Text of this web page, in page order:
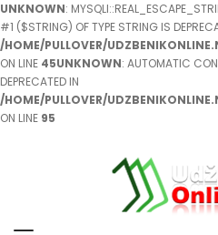
UNKNOWN:
#1 ($STRING) OF TYPE STRING IS
/HOME/PULLOVER/
ON LINE 45UNKNOWN: AUTOMATIC
DEPRECATED IN
/HOME/PULLOVER/
ON LINE 95